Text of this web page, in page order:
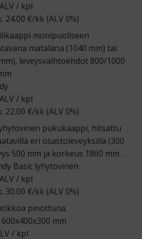
/ kpl
24.00 €/kk (ALV 0%)
/ kpl
22.00 €/kk (ALV 0%)
Basic lyhytovinen
/ kpl
30.00 €/kk (ALV 0%)
mm
/ kpl